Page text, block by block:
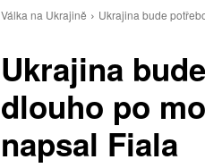
Válka na Ukrajině Ukrajina bude
Ukrajina
dlouho po
napsal Fiala